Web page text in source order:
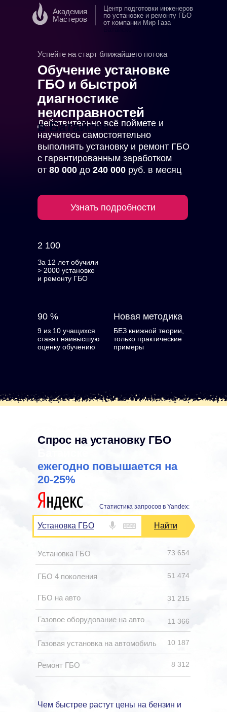
Действительно всё поймете и
научитесь самостоятельно
выполнять установку и ремонт ГБО
с гарантированным заработком
от 80 000 до 240 000 руб. в месяц
Узнать подробности
2 100
90 % Новая методика
За 12 лет обучили
> 2000 установке
и ремонту ГБО
9 из 10 учащихся
ставят наивысшую
оценку обучению
БЕЗ книжной теории,
только практические
примеры
Обучение установке
ГБО и быстрой
диагностике
неисправностей
в Батайске
Академия
Мастеров
Центр подготовки инженеров
по установке и ремонту ГБО
от компании Мир Газа
Успейте на старт ближайшего потока
Спрос на установку ГБО
ежегодно повышается на
20-25%
Чем быстрее растут цены на бензин и
ГБО 4 поколения
Установка ГБО
Газовое оборудование на авто
ГБО на авто
Газовая установка на автомобиль
Ремонт ГБО
Установка ГБО Найти
Статистика запросов в Yandex:
73 654
51 474
31 215
11 366
10 187
8 312